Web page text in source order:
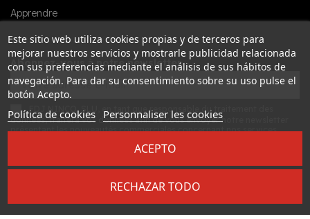
Apprendre
Abonnez-vous à notre newsletter
FDJ NINCO, SLU, en tant que responsable du traitement des
données, traitera vos données afin de vous envoyer notre newsletter
présentant les nouveautés commerciales concernant nos services.
exercer d'autres droits en consultant les informations détaillées sur la
Este sitio web utiliza cookies propias y de terceros para
mejorar nuestros servicios y mostrarle publicidad relacionada
con sus preferencias mediante el análisis de sus hábitos de
navegación. Para dar su consentimiento sobre su uso pulse el
botón Acepto.
Política de cookies Personnaliser les cookies
RECHAZAR TODO
ACEPTO